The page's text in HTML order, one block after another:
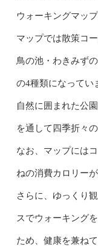
ウォーキングマッ
マップでは散策コ
鳥の池・わきみず
の4種類になってい
自然に囲まれた公
を通して四季折々
なお、マップには
ねの消費カロリー
さらに、ゆっくり
スでウォーキング
ため、健康を兼ね